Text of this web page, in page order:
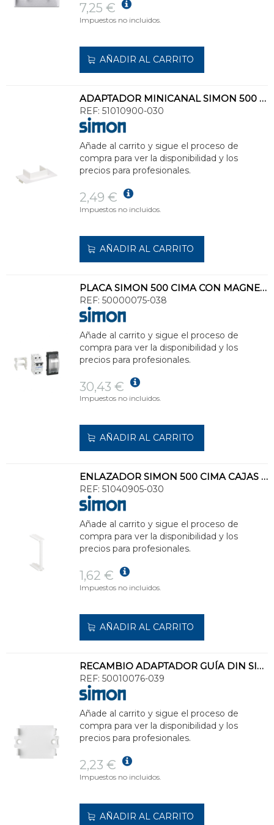
7,25 €
Impuestos no incluidos.
AÑADIR AL CARRITO
ADAPTADOR MINICANAL SIMON 500 CIMA 20x30mm BLANCO
REF: 51010900-030
Añade al carrito y sigue el proceso de
compra para ver la disponibilidad y los
precios para profesionales.
2,49 €
Impuestos no incluidos.
AÑADIR AL CARRITO
PLACA SIMON 500 CIMA CON MAGNETOTÉRMICO 16A GRAFITO
REF: 50000075-038
Añade al carrito y sigue el proceso de
compra para ver la disponibilidad y los
precios para profesionales.
30,43 €
Impuestos no incluidos.
AÑADIR AL CARRITO
ENLAZADOR SIMON 500 CIMA CAJAS BLANCO
REF: 51040905-030
Añade al carrito y sigue el proceso de
compra para ver la disponibilidad y los
precios para profesionales.
1,62 €
Impuestos no incluidos.
AÑADIR AL CARRITO
RECAMBIO ADAPTADOR GUÍA DIN SIMON 500 CIMA CAJA SUELO
REF: 50010076-039
Añade al carrito y sigue el proceso de
compra para ver la disponibilidad y los
precios para profesionales.
2,23 €
Impuestos no incluidos.
AÑADIR AL CARRITO